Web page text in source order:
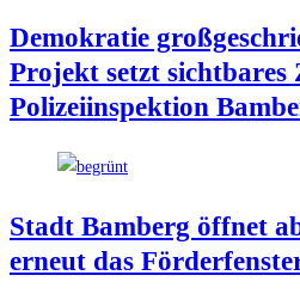
Demo­kra­tie
Pro­jekt setzt sicht­ba­res
Poli­zei­in­spek­ti­on
Stadt Bam­berg öff­net
erneut das